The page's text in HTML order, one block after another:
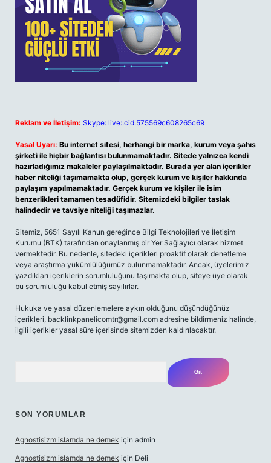
Reklam ve İletişim: Skype: live:.cid.575569c608265c69
Yasal Uyarı: Bu internet sitesi, herhangi bir marka, kurum veya şahıs
şirketi ile hiçbir bağlantısı bulunmamaktadır. Sitede yalnızca kendi
hazırladığımız makaleler paylaşılmaktadır. Burada yer alan içerikler
haber niteliği taşımamakta olup, gerçek kurum ve kişiler hakkında
paylaşım yapılmamaktadır. Gerçek kurum ve kişiler ile isim
benzerlikleri tamamen tesadüfidir. Sitemizdeki bilgiler taslak
halindedir ve tavsiye niteliği taşımazlar.
Sitemiz, 5651 Sayılı Kanun gereğince Bilgi Teknolojileri ve İletişim
Kurumu (BTK) tarafından onaylanmış bir Yer Sağlayıcı olarak hizmet
vermektedir. Bu nedenle, sitedeki içerikleri proaktif olarak denetleme
veya araştırma yükümlülüğümüz bulunmamaktadır. Ancak, üyelerimiz
yazdıkları içeriklerin sorumluluğunu taşımakta olup, siteye üye olarak
bu sorumluluğu kabul etmiş sayılırlar.
Hukuka ve yasal düzenlemelere aykırı olduğunu düşündüğünüz
içerikleri, backlinkpanelicomtr@gmail.com adresine bildirmeniz halinde,
ilgili içerikler yasal süre içerisinde sitemizden kaldırılacaktır.
SON YORUMLAR
Agnostisizm islamda ne demek için admin
Agnostisizm islamda ne demek için Deli